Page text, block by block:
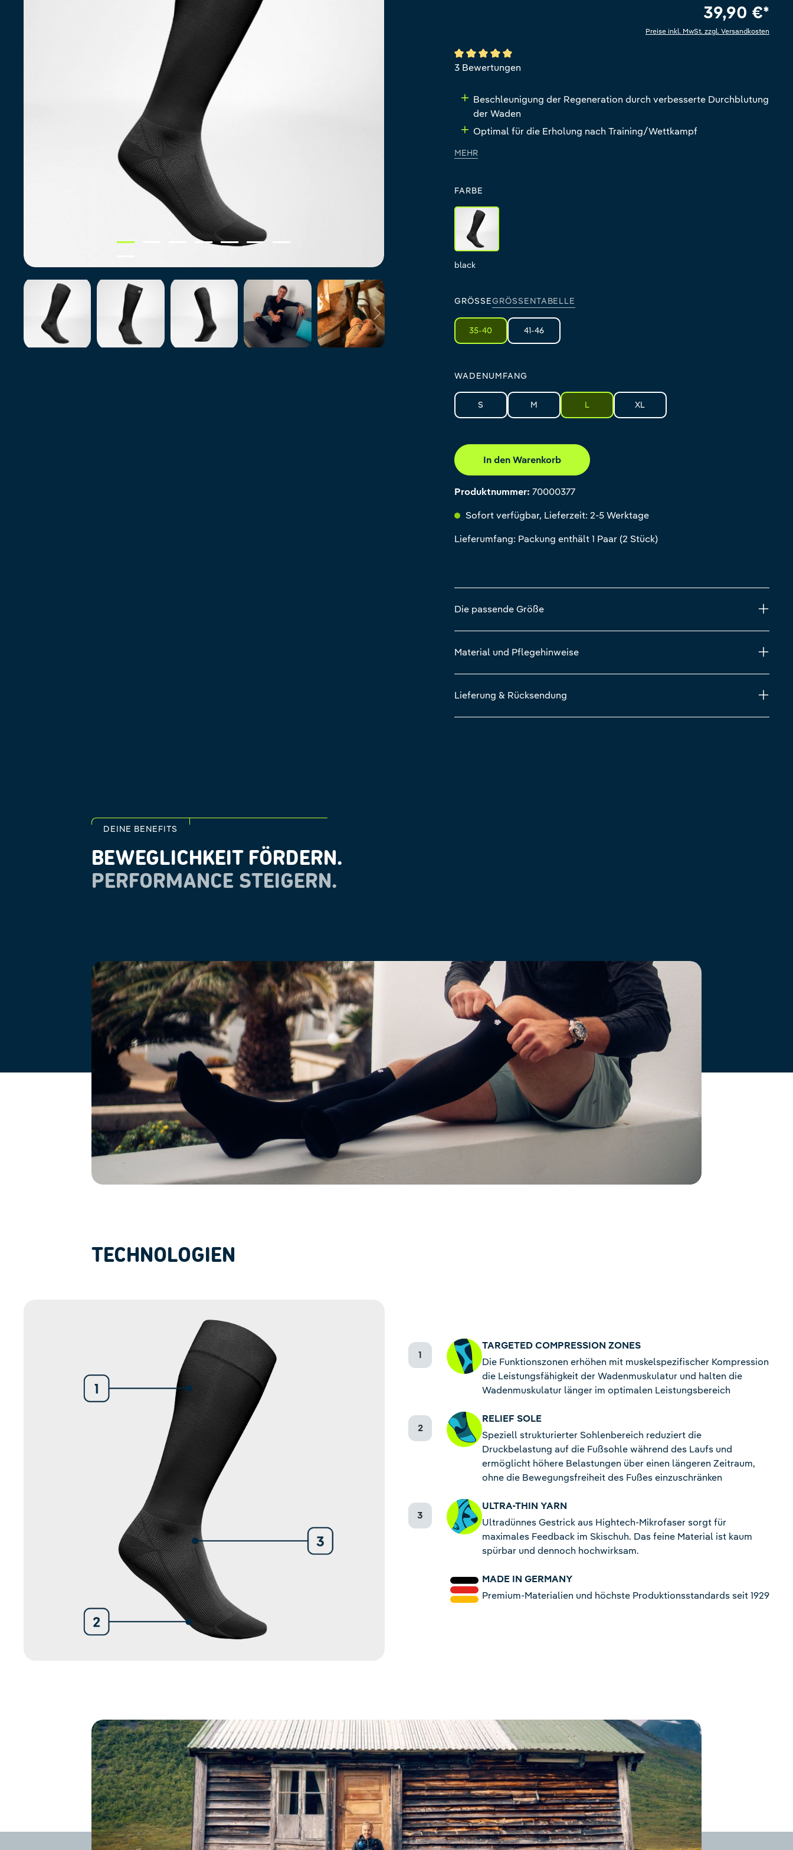
39,90 €*
Preise inkl. MwSt. zzgl. Versandkosten
Durchschnittliche Bewertung von 5 von 5 Sternen
3 Bewertungen
Beschleunigung der Regeneration durch verbesserte Durchblutung
der Waden
Optimal für die Erholung nach Training/Wettkampf
MEHR
FARBE
black
black
GRÖSSE GRÖSSENTABELLE
35-40 41-46
WADENUMFANG
S M L XL
In den Warenkorb
Produktnummer: 70000377
Sofort verfügbar, Lieferzeit: 2-5 Werktage
Lieferumfang: Packung enthält 1 Paar (2 Stück)
Die passende Größe
Material und Pflegehinweise
Lieferung & Rücksendung
DEINE BENEFITS
BEWEGLICHKEIT FÖRDERN.
PERFORMANCE STEIGERN.
TECHNOLOGIEN
TARGETED COMPRESSION ZONES
Die Funktionszonen erhöhen mit muskelspezifischer Kompression
die Leistungsfähigkeit der Wadenmuskulatur und halten die
Wadenmuskulatur länger im optimalen Leistungsbereich
RELIEF SOLE
Speziell strukturierter Sohlenbereich reduziert die
Druckbelastung auf die Fußsohle während des Laufs und
ermöglicht höhere Belastungen über einen längeren Zeitraum,
ohne die Bewegungsfreiheit des Fußes einzuschränken
ULTRA-THIN YARN
Ultradünnes Gestrick aus Hightech-Mikrofaser sorgt für
maximales Feedback im Skischuh. Das feine Material ist kaum
spürbar und dennoch hochwirksam.
MADE IN GERMANY
Premium-Materialien und höchste Produktionsstandards seit 1929